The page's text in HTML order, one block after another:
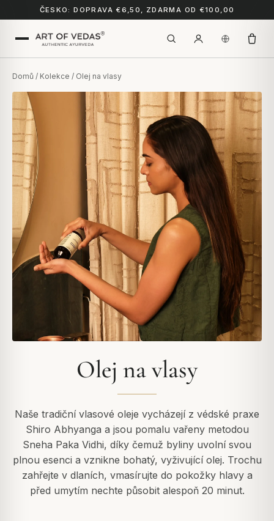
ČESKO: DOPRAVA €6,50, ZDARMA OD €100,00
Domů / Kolekce / Olej na vlasy
Olej na vlasy
Naše tradiční vlasové oleje vycházejí z védské praxe
Shiro Abhyanga a jsou pomalu vařeny metodou
Sneha Paka Vidhi, díky čemuž byliny uvolní svou
plnou esenci a vznikne bohatý, vyživující olej. Trochu
zahřejte v dlaních, vmasírujte do pokožky hlavy a
před umytím nechte působit alespoň 20 minut.